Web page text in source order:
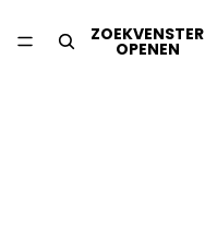
ZOEKVENSTER
OPENEN